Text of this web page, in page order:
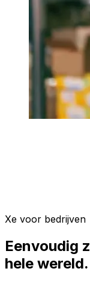
Xe voor bedrijven
Eenvoudig
hele wereld.